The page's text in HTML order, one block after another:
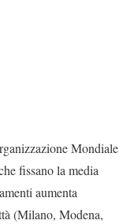
Mondiale
fissano la media
aumenta
(Milano, Modena,